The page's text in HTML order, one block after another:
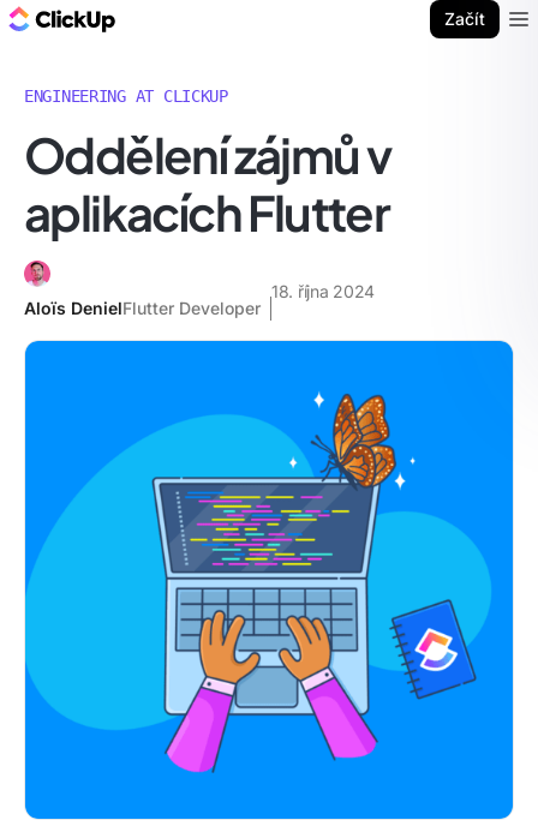
Začít
ENGINEERING AT CLICKUP
Oddělení zájmů v
aplikacích Flutter
Aloïs DenielFlutter Developer
18. října 2024